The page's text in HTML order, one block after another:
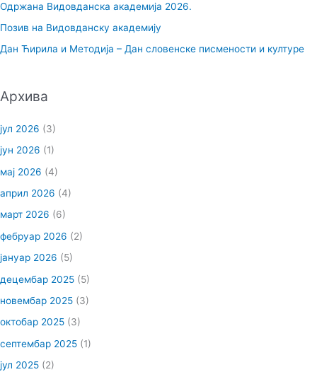
з
а
:
Одржана Видовданска академија 2026.
Позив на Видовданску академију
Дан Ћирила и Методија – Дан словенске писмености и културе
Архива
јул 2026 (3)
јун 2026 (1)
мај 2026 (4)
април 2026 (4)
март 2026 (6)
фебруар 2026 (2)
јануар 2026 (5)
децембар 2025 (5)
новембар 2025 (3)
октобар 2025 (3)
септембар 2025 (1)
јул 2025 (2)